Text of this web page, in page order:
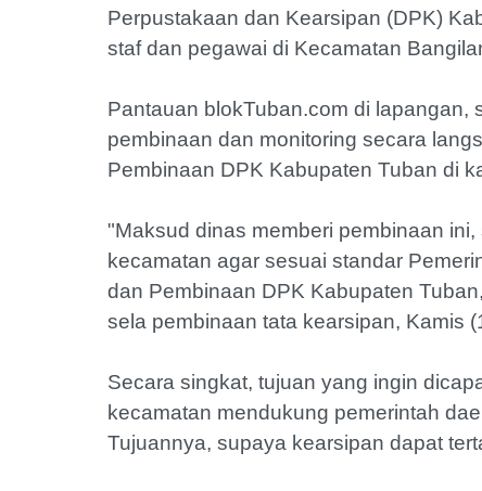
Perpustakaan dan Kearsipan (DPK)
staf dan pegawai di Kecamatan
Pantauan blokTuban.com di lapangan,
pembinaan dan monitoring secara
Pembinaan DPK Kabupaten Tuban di
"Maksud dinas memberi pembinaan
kecamatan agar sesuai standar
dan Pembinaan DPK Kabupaten
sela pembinaan tata kearsipan, Kamis
Secara singkat, tujuan yang ingin
kecamatan mendukung pemerintah
Tujuannya, supaya kearsipan dapat